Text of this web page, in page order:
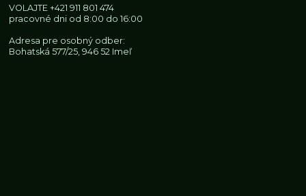
VOLAJTE+421 911 801 474
pracovné dni od 8:00 do 16:00
Adresa pre osobný odber:
Bohatská 577/25, 946 52 Imeľ